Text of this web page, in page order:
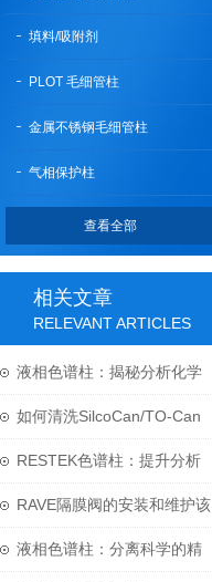
填料/吸附剂
PLOT 毛细管柱
金属不锈钢毛细管柱
气相保护柱
查看全部
相关文章
RELEVANT ARTICLES
液相色谱柱：揭秘分析化学
中的“神奇工具”
如何清洗SilcoCan/TO-Can
苏玛罐呢？
RESTEK色谱柱：提升分析
精确性的革新之道
RAVE隔膜阀的安装和维护该
如何进行呢？
液相色谱柱：分离科学的精